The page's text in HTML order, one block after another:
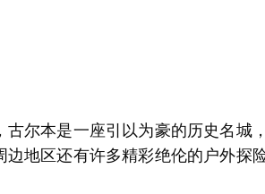
尔本是一座引以为豪的历史名城
地区还有许多精彩绝伦的户外探